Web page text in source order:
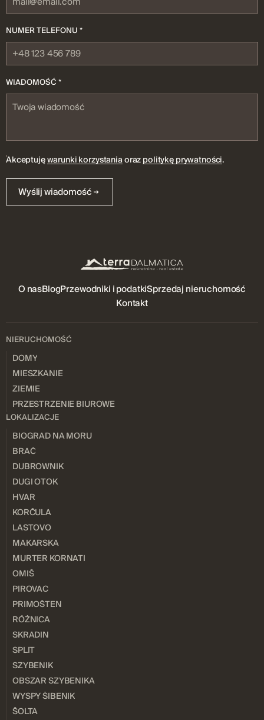
NUMER TELEFONU *
WIADOMOŚĆ *
Akceptujęwarunki korzystaniaorazpolitykę prywatności.
Wyślij wiadomość
O nasBlogPrzewodniki i podatkiSprzedaj nieruchomość
Kontakt
NIERUCHOMOŚĆ
DOMY
MIESZKANIE
ZIEMIE
PRZESTRZENIE BIUROWE
LOKALIZACJE
BIOGRAD NA MORU
BRAČ
DUBROWNIK
DUGI OTOK
HVAR
KORČULA
LASTOVO
MAKARSKA
MURTER KORNATI
OMIŠ
PIROVAC
PRIMOŠTEN
RÓŻNICA
SKRADIN
SPLIT
SZYBENIK
OBSZAR SZYBENIKA
WYSPY ŠIBENIK
ŠOLTA